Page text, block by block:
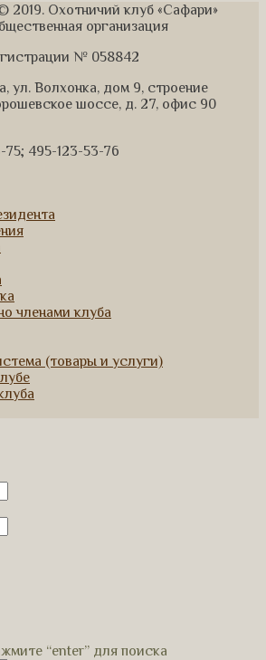
2019. Охотничий клуб «Сафари»
организация
№ 058842
ул. Волхонка, дом 9, строение
шоссе, д. 27, офис 90
495-123-53-76
членами клуба
(товары и услуги)
“enter” для поиска